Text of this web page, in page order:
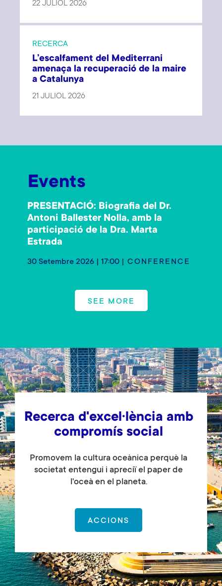
22 JULIOL 2026
RECERCA
L’escalfament del Mediterrani
amenaça la recuperació de la maire
a Catalunya
21 JULIOL 2026
Events
SEE MORE
PRESENTACIÓ: Biografia del Dr.
Antoni Ballester Nolla, amb la
participació de la Dra. Marta
Estrada
30 Setembre 2026 | 17:00 CONFERENCE
Recerca d'excel·lència amb
compromís social
Promovem la cultura oceànica perquè la
societat entengui i apreciï el paper de
l'oceà en el planeta.
ACCIONS